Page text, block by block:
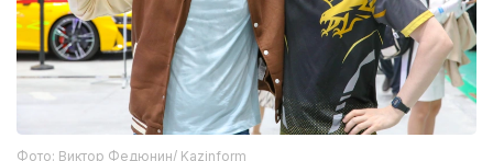
Фото: Виктор Федюнин/ Kazinform